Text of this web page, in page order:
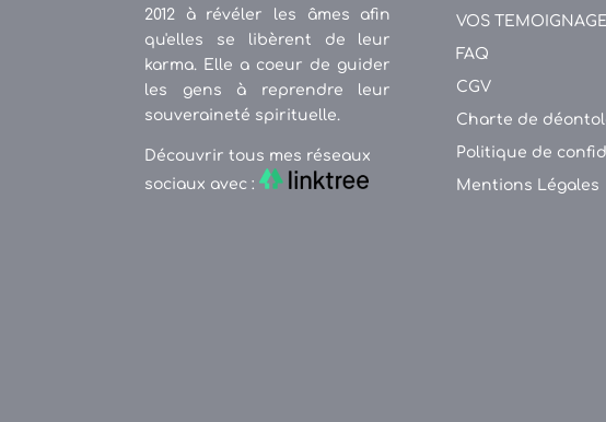
2012 à révéler les âmes afin
qu'elles se libèrent de leur
karma. Elle a coeur de guider
les gens à reprendre leur
souveraineté spirituelle.
Découvrir tous mes réseaux
sociaux avec :
VOS
FAQ
CGV
Charte de
Politique de
Mentions Légales